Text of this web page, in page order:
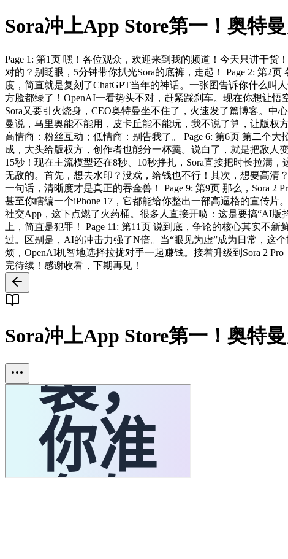
Sora冲上App Store第一！奥特
Page 1: 第1页 嘿！各位观众，欢迎来到我的频道！今天只讲干货
对的？别眨眼，5分钟带你扒光Sora的底裤，走起！ Page 2: 第2
度，简直就是复刻了ChatGPT当年的神话。一张图告诉你什么叫
方脸都绿了！OpenAI一看势头不对，赶紧踩刹车。现在你想让
Sora又要引火烧身，CEO奥特曼坐不住了，火速发了篇博客。中
曼说，马里奥能不能用，皮卡丘能不能玩，我不说了算，让版权
高情商：粉丝互动；低情商：别告我了。 Page 6: 第6页 第二个
成，大头给版权方，创作者也能分一杯羹。说白了，就是把敌人
15秒！现在主流模型还在8秒、10秒挣扎，Sora直接把时长拉满
无敌的。首先，想去水印？没戏，给钱也不行！其次，想要高清
一句话，清晰度才是真正的吞金兽！ Page 9: 第9页 那么，Sora
甚至你瞎编一个iPhone 17，它都能给你整出一部高逼格的宣传片
社交App，这下点燃了火药桶。很多人直接开喷：这是要搞“AI
上，简直是犯罪！ Page 11: 第11页 说到底，争论的核心其实不
过。区别是，AI的冲击力强了N倍。当“眼见为虚”成为日常，这
烦，OpenAI机智地选择拉拢对手一起赚钱。接着升级到Sora 2
完待续！感谢收看，下期再见！
Sora冲上App Store第一！奥特